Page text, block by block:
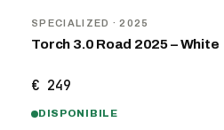
SPECIALIZED · 2025
Torch 3.0 Road 2025 – White
€ 249
DISPONIBILE